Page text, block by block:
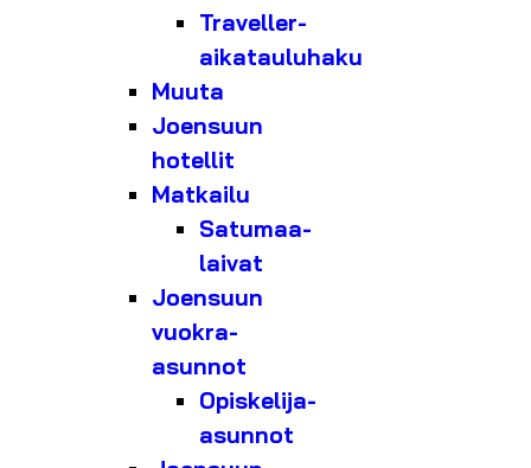
Traveller-
aikatauluhaku
Muuta
Joensuun
hotellit
Matkailu
Satumaa-
laivat
Joensuun
vuokra-
asunnot
Opiskelija-
asunnot